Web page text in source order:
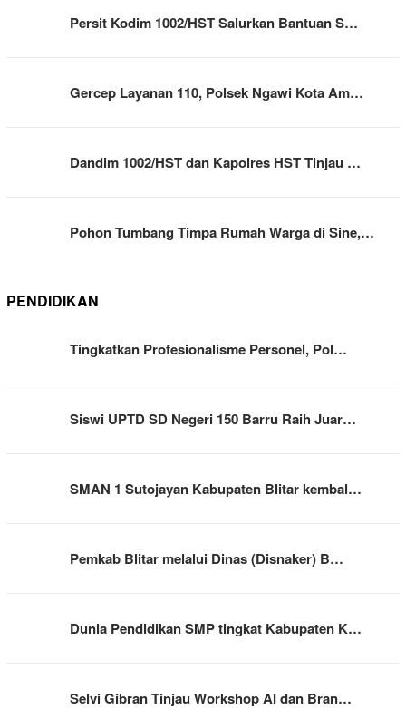
Persit Kodim 1002/HST Salurkan Bantuan S…
Gercep Layanan 110, Polsek Ngawi Kota Am…
Dandim 1002/HST dan Kapolres HST Tinjau …
Pohon Tumbang Timpa Rumah Warga di Sine,…
PENDIDIKAN
Tingkatkan Profesionalisme Personel, Pol…
Siswi UPTD SD Negeri 150 Barru Raih Juar…
SMAN 1 Sutojayan Kabupaten Blitar kembal…
Pemkab Blitar melalui Dinas (Disnaker) B…
Dunia Pendidikan SMP tingkat Kabupaten K…
Selvi Gibran Tinjau Workshop AI dan Bran…